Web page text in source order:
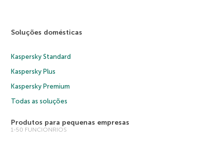
Soluções domésticas
Kaspersky Standard
Kaspersky Plus
Kaspersky Premium
Todas as soluções
Produtos para pequenas empresas
1-50 FUNCIONRIOS